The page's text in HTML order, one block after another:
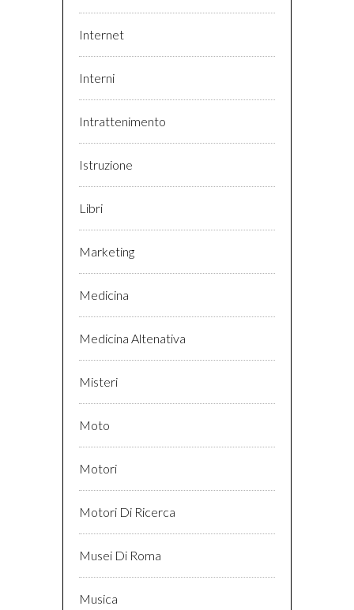
Internet
Interni
Intrattenimento
Istruzione
Libri
Marketing
Medicina
Medicina Altenativa
Misteri
Moto
Motori
Motori Di Ricerca
Musei Di Roma
Musica